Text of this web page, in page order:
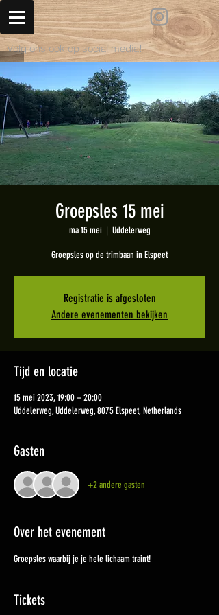
Volg ons ook op social media!
Groepsles 15 mei
ma 15 mei
  |
Uddelerweg
Groepsles op de trimbaan in Elspeet
Registratie is afgesloten
Andere evenementen bekijken
Tijd en locatie
15 mei 2023, 19:00 – 20:00
Uddelerweg, Uddelerweg, 8075 Elspeet, Netherlands
Gasten
+2 andere gasten
Over het evenement
Groepsles waarbij je je hele lichaam traint!
Tickets